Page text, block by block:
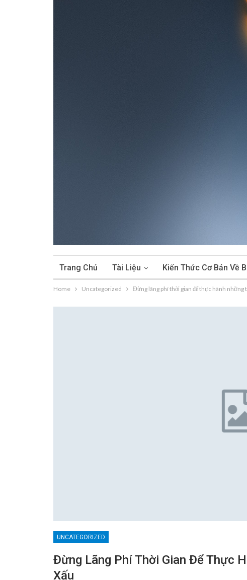
Trang Chủ Tài Liệu Kiến Thức Cơ Bản Về
Home Uncategorized Đừng lãng phí thời gian để thực hành những
UNCATEGORIZED
Đừng Lãng Phí Thời Gian Để Thực
Xấu